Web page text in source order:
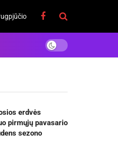
erdvės
pirmųjų pavasario
sezono